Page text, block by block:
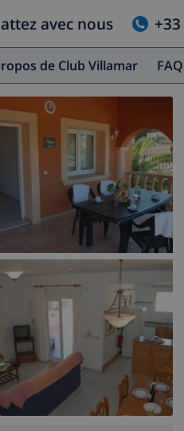
avec nous
propos de Club Villamar FAQ